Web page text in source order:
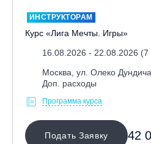
ИНСТРУКТОРАМ
Курс «Лига Мечты. Игры»
16.08.2026 - 22.08.2026 (7
Москва, ул. Олеко
Доп. расходы
Программа курса
Подать Заявку 42